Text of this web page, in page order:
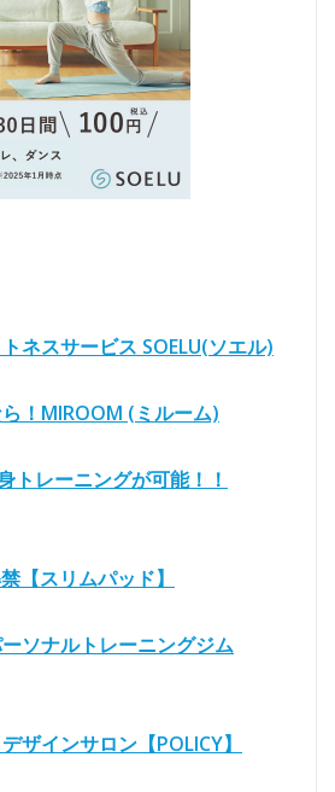
ネスサービス SOELU(ソエル)
！MIROOM (ミルーム)
トレーニングが可能！！
【スリムパッド】
ソナルトレーニングジム
ザインサロン【POLICY】